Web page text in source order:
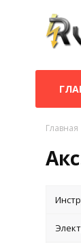
Главная